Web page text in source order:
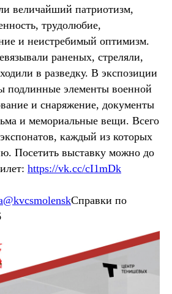
величайший патриотизм,
трудолюбие,
и неистребимый оптимизм.
раненых, стреляли,
в разведку. В экспозиции
подлинные элементы военной
и снаряжение, документы
и мемориальные вещи. Всего
каждый из которых
Посетить выставку можно до
https://vk.cc/cI1mDk
Справки по